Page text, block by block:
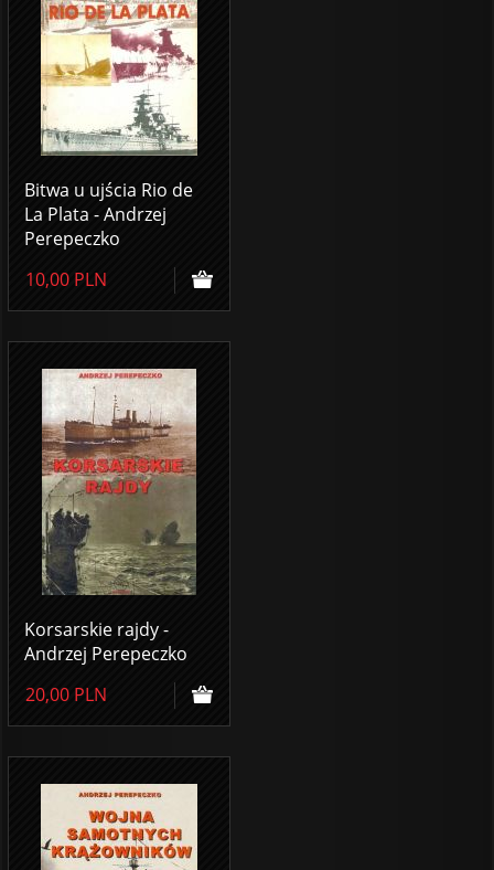
Bitwa u ujścia Rio de
La Plata - Andrzej
Perepeczko
10,00 PLN
Korsarskie rajdy -
Andrzej Perepeczko
20,00 PLN